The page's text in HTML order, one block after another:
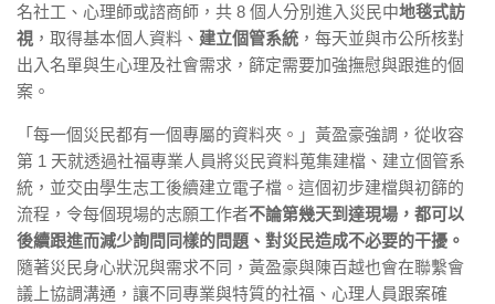
名社工、心理師或諮商師，共 8 個人分別進入災民中地毯式訪
視 ，取得基本個人資料、 建立個管系統 ，每天並與市公所核對
出入名單與生心理及社會需求，篩定需要加強撫慰與跟進的個
案。
「每一個災民都有一個專屬的資料夾。」 黃盈豪強調，從收容
第 1 天就透過社福專業人員將災民資料蒐集建檔、建立個管系
統，並交由學生志工後續建立電子檔。這個初步建檔與初篩的
流程，令每個現場的志願工作者不論第幾天到達現場，都可以
後續跟進而減少詢問同樣的問題、對災民造成不必要的干擾。
隨著災民身心狀況與需求不同，黃盈豪與陳百越也會在聯繫會
議上協調溝通，讓不同專業與特質的社福、心理人員跟案確